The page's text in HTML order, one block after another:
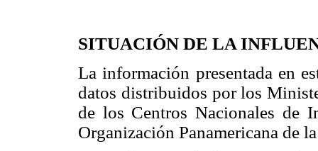
SITUACIÓN DE LA
La información presentada en
datos distribuidos por los
de los Centros Nacionales de
Organización Panamericana de